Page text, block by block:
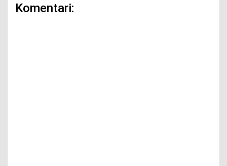
Komentari: